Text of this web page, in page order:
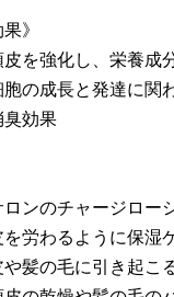
果》
皮を強化し、栄養成
胞の成長と発達に関
臭効果
ロンのチャージロー
労わるように保湿
や髪の毛に引き起こ